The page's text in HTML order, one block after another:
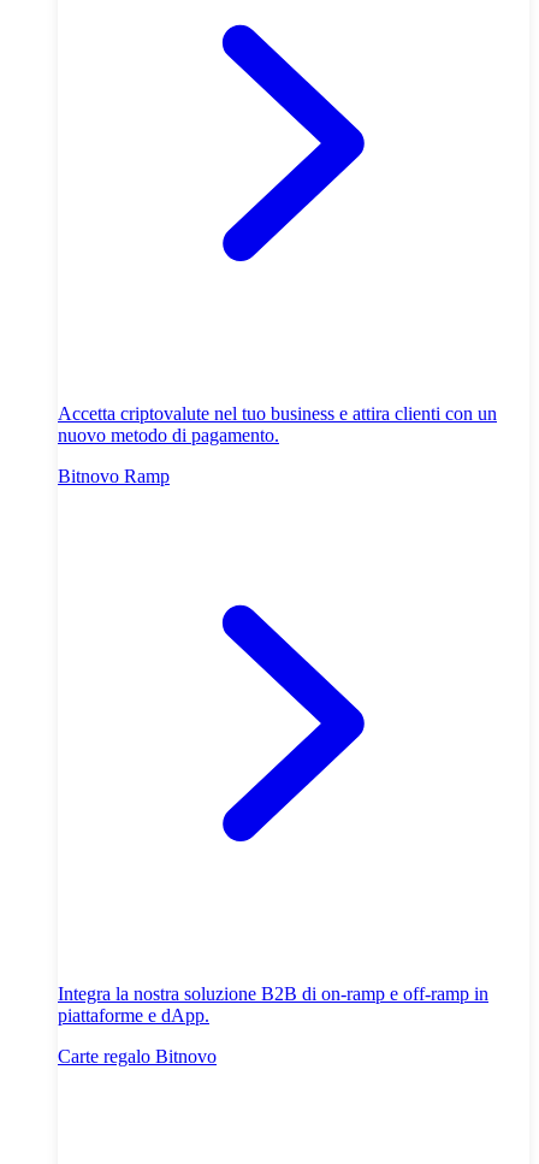
Accetta criptovalute nel tuo business e attira clienti con un
nuovo metodo di pagamento.
Bitnovo Ramp
Integra la nostra soluzione B2B di on-ramp e off-ramp in
piattaforme e dApp.
Carte regalo Bitnovo